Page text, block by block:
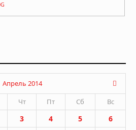
Апрель 2014
Чт Пт Сб Вс
3 4 5
6